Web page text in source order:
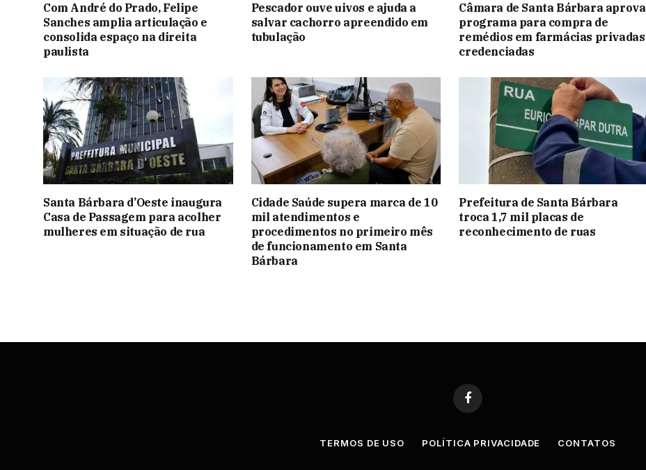
Com André do Prado, Felipe
Sanches amplia articulação e
consolida espaço na direita
paulista
Pescador ouve uivos e ajuda a
salvar cachorro apreendido em
tubulação
Câmara de Santa Bárbara aprova
programa para compra de
remédios em farmácias privadas
credenciadas
Santa Bárbara d’Oeste inaugura
Casa de Passagem para acolher
mulheres em situação de rua
Cidade Saúde supera marca de 10
mil atendimentos e
procedimentos no primeiro mês
de funcionamento em Santa
Bárbara
Prefeitura de Santa Bárbara
troca 1,7 mil placas de
reconhecimento de ruas
Facebook
TERMOS DE USO POLÍTICA PRIVACIDADE CONTATOS